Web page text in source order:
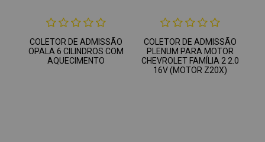
COLETOR DE ADMISSÃO
OPALA 6 CILINDROS COM
AQUECIMENTO
COLETOR DE ADMISSÃO
PLENUM PARA MOTOR
CHEVROLET FAMÍLIA 2 2.0
16V (MOTOR Z20X)